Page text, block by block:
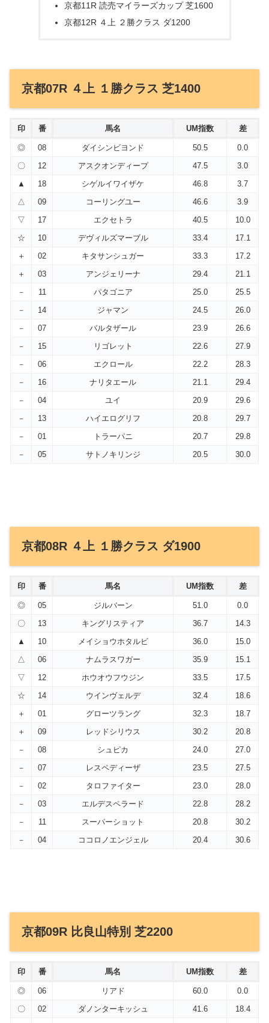
京都11R 読売マイラーズカップ 芝1600
京都12R ４上 ２勝クラス ダ1200
京都07R ４上 １勝クラス 芝1400
印 番 馬名 UM指数 差
◎ 08 ダイシンビヨンド 50.5
0.0
〇
12 アスクオンディープ 47.5
3.0
▲
18 シゲルイワイザケ 46.8
3.7
△
09 コーリングユー 46.6
3.9
▽
17 エクセトラ 40.5
10.0
☆
10 デヴィルズマーブル 33.4
17.1
＋
02 キタサンシュガー 33.3
17.2
＋
03 アンジェリーナ 29.4
21.1
－
11 パタゴニア 25.0
25.5
－
14 ジャマン 24.5
26.0
－
07 バルタザール 23.9
26.6
－
15 リゴレット 22.6
27.9
－
06 エクロール 22.2
28.3
－
16 ナリタエール 21.1
29.4
－
04 ユイ 20.9
29.6
－
13 ハイエログリフ 20.8
29.7
－
01 トラーパニ 20.7
29.8
－
05 サトノキリンジ 20.5 30.0
京都08R ４上 １勝クラス ダ1900
印 番 馬名 UM指数 差
◎ 05 ジルバーン 51.0
0.0
〇
13 キングリスティア 36.7
14.3
▲
10 メイショウホタルビ 36.0
15.0
△
06 ナムラスワガー 35.9
15.1
▽
12 ホウオウフウジン 33.5
17.5
☆
14 ウインヴェルデ 32.4
18.6
＋
01 グローツラング 32.3
18.7
＋
09 レッドシリウス 30.2
20.8
－
08 シュピカ 24.0
27.0
－
07 レスペディーザ 23.5
27.5
－
02 タロファイター 23.0
28.0
－
03 エルデスペラード 22.8
28.2
－
11 スーパーショット 20.8
30.2
－
04 ココロノエンジェル 20.4 30.6
京都09R 比良山特別 芝2200
印 番 馬名 UM指数 差
◎ 06 リアド 60.0
0.0
〇
02 ダノンターキッシュ 41.6
18.4